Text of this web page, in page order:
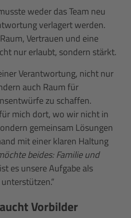
weder das Team neu
verlagert werden.
Vertrauen und eine
nur erlaubt, sondern stärkt.
Verantwortung, nicht nur
auch Raum für
zu schaffen.
mich dort, wo wir nicht in
gemeinsam Lösungen
mit einer klaren Haltung
beides: Familie und
es unsere Aufgabe als
Vorbilder